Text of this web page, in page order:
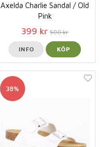
Axelda Charlie Sandal / Old
Pink
399 kr 500 kr
INFO KÖP
38%